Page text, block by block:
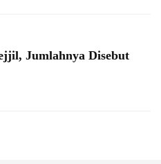
Jumlahnya Disebut